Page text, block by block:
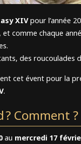
XIVpour l’année
comme chaque
des roucoulades
cet évent pour la
.
? Comment ?
au mercredi 17